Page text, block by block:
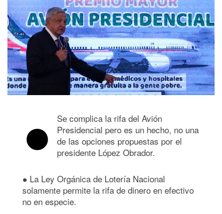
●
Se complica la rifa del Avión
Presidencial pero es un hecho, no una
de las opciones propuestas por el
presidente López Obrador.
● La Ley Orgánica de Lotería Nacional
solamente permite la rifa de dinero en efectivo
no en especie.